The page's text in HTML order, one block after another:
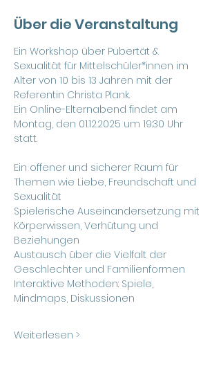
Über die Veranstaltung
Ein Workshop über Pubertät &
Sexualität für Mittelschüler*innen im
Alter von 10 bis 13 Jahren mit der
Referentin Christa Plank.
Ein Online-Elternabend findet am
Montag, den 01.12.2025 um 19:30 Uhr
statt.
Ein offener und sicherer Raum für
Themen wie Liebe, Freundschaft und
Sexualität
Spielerische Auseinandersetzung mit
Körperwissen, Verhütung und
Beziehungen
Austausch über die Vielfalt der
Geschlechter und Familienformen
Interaktive Methoden: Spiele,
Mindmaps, Diskussionen
Weiterlesen >